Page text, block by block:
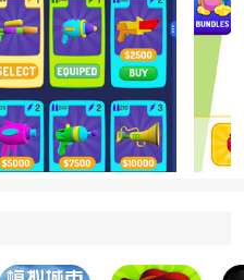
各种年龄段的玩家，无论
手。